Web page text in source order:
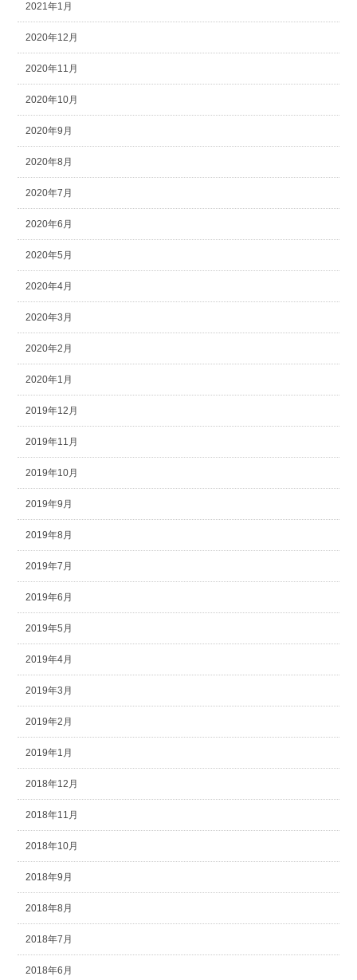
2021年1月
2020年12月
2020年11月
2020年10月
2020年9月
2020年8月
2020年7月
2020年6月
2020年5月
2020年4月
2020年3月
2020年2月
2020年1月
2019年12月
2019年11月
2019年10月
2019年9月
2019年8月
2019年7月
2019年6月
2019年5月
2019年4月
2019年3月
2019年2月
2019年1月
2018年12月
2018年11月
2018年10月
2018年9月
2018年8月
2018年7月
2018年6月